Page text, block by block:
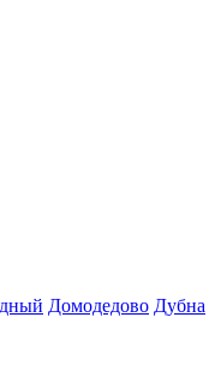
Домодедово Дубна